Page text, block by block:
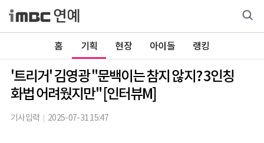
홈 기획 현장 아이돌 랭킹
'트리거' 김영광 "문백이는 참지 않지? 3인칭
화법 어려웠지만" [인터뷰M]
기사입력 2025-07-31 15:47